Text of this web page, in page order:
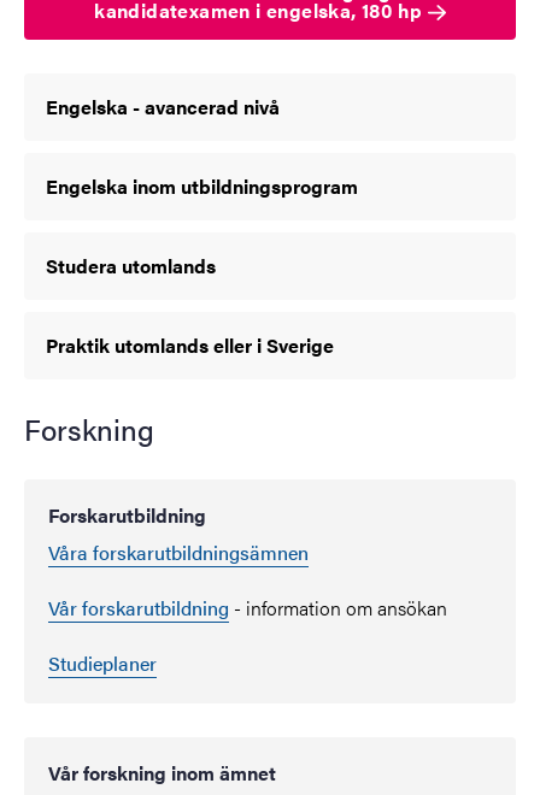
kandidatexamen i engelska, 180 hp
Engelska - avancerad nivå
Engelska inom utbildningsprogram
Studera utomlands
Praktik utomlands eller i Sverige
Forskning
Forskarutbildning
Våra forskarutbildningsämnen
Vår forskarutbildning - information om ansökan
Studieplaner
Vår forskning inom ämnet